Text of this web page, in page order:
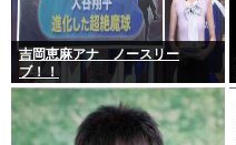
吉岡恵麻アナ ノースリー
ブ！！